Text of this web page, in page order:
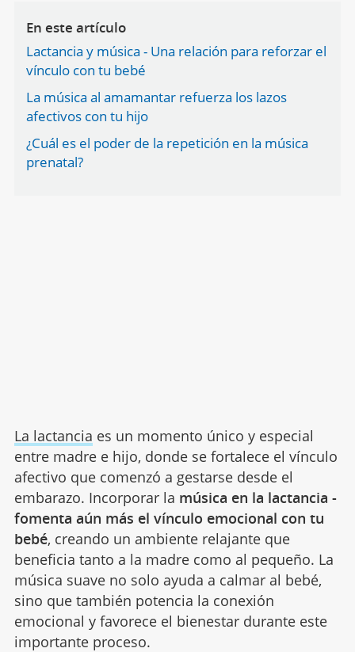
En este artículo
Lactancia y música - Una relación para reforzar el
vínculo con tu bebé
La música al amamantar refuerza los lazos
afectivos con tu hijo
¿Cuál es el poder de la repetición en la música
prenatal?
La lactancia es un momento único y especial
entre madre e hijo, donde se fortalece el vínculo
afectivo que comenzó a gestarse desde el
embarazo. Incorporar la música en la lactancia -
fomenta aún más el vínculo emocional con tu
bebé, creando un ambiente relajante que
beneficia tanto a la madre como al pequeño. La
música suave no solo ayuda a calmar al bebé,
sino que también potencia la conexión
emocional y favorece el bienestar durante este
importante proceso.